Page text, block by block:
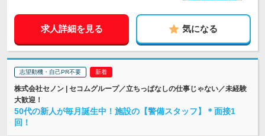
求人詳細を見る 気になる
志望動機・自己PR不要
株式会社セノン | セコムグループ／立ちっぱなしの仕事じゃない／未経験
大歓迎！
50代の新人が毎月誕生中！施設の【警備スタッフ】＊面接1
回！